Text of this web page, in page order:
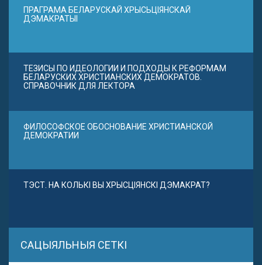
ПРАГРАМА БЕЛАРУСКАЙ ХРЫСЬЦІЯНСКАЙ
ДЭМАКРАТЫІ
ТЕЗИСЫ ПО ИДЕОЛОГИИ И ПОДХОДЫ К РЕФОРМАМ
БЕЛАРУСКИХ ХРИСТИАНСКИХ ДЕМОКРАТОВ.
СПРАВОЧНИК ДЛЯ ЛЕКТОРА
ФИЛОСОФСКОЕ ОБОСНОВАНИЕ ХРИСТИАНСКОЙ
ДЕМОКРАТИИ
ТЭСТ. НА КОЛЬКІ ВЫ ХРЫСЦІЯНСКІ ДЭМАКРАТ?
САЦЫЯЛЬНЫЯ СЕТКІ